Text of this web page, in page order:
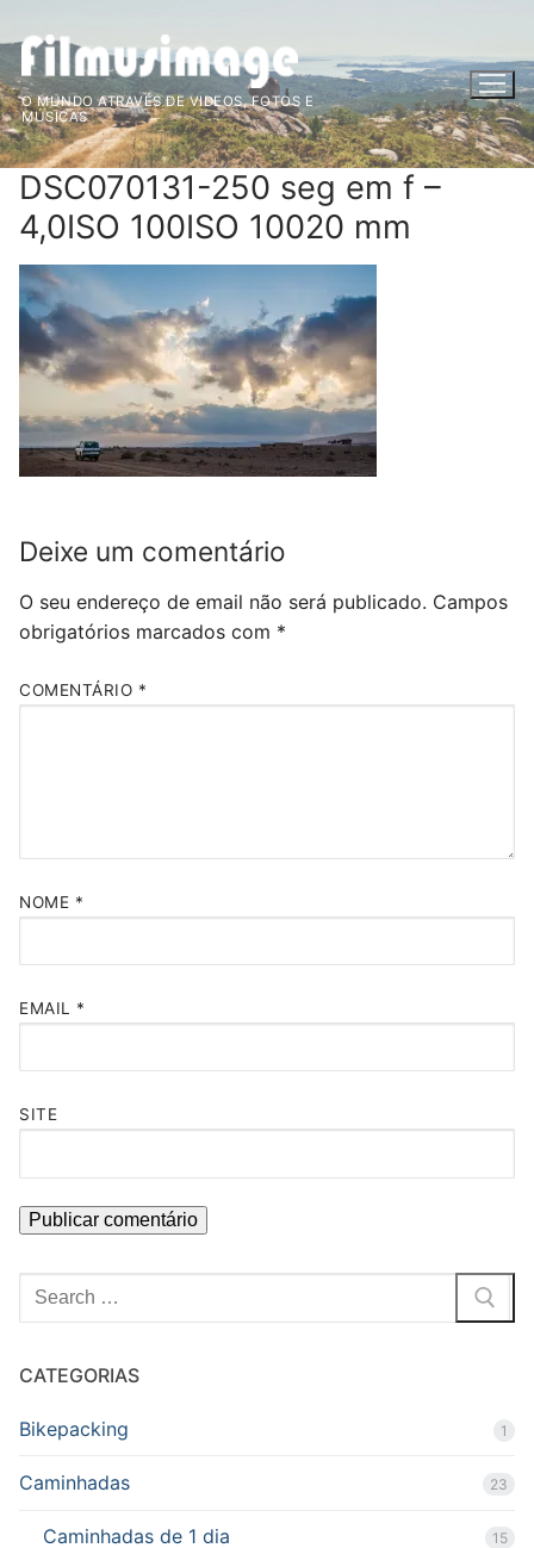
para
conteúdo
O MUNDO ATRAVÉS DE VIDEOS, FOTOS E
MÚSICAS
DSC070131-250 seg em f –
4,0ISO 100ISO 10020 mm
Deixe um comentário
O seu endereço de email não será publicado. Campos
obrigatórios marcados com *
COMENTÁRIO *
NOME *
EMAIL *
SITE
Pesquisar
por:
CATEGORIAS
Bikepacking 1
Caminhadas 23
Caminhadas de 1 dia 15